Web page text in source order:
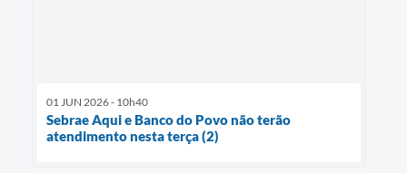
01 JUN 2026 - 10h40
Sebrae Aqui e Banco do Povo não terão
atendimento nesta terça (2)